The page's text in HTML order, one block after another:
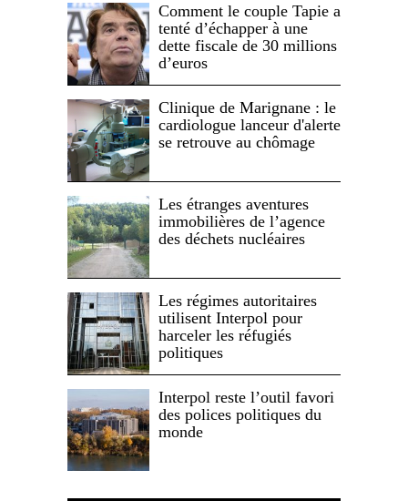
Comment le couple Tapie a
tenté d’échapper à une
dette fiscale de 30 millions
d’euros
Clinique de Marignane : le
cardiologue lanceur d'alerte
se retrouve au chômage
Les étranges aventures
immobilières de l’agence
des déchets nucléaires
Les régimes autoritaires
utilisent Interpol pour
harceler les réfugiés
politiques
Interpol reste l’outil favori
des polices politiques du
monde